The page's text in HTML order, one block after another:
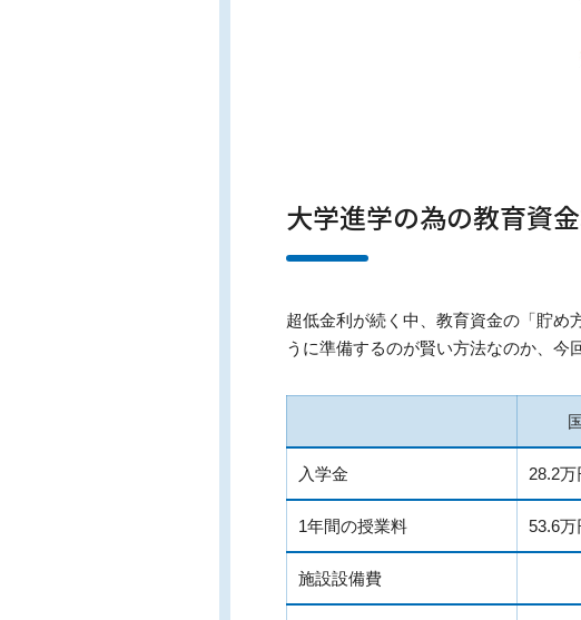
大学進学の為の教育資
超低金利が続く中、教育資金の「貯め
うに準備するのが賢い方法なのか、今
入学金 28.2万
1年間の授業料 53.6万
施設設備費